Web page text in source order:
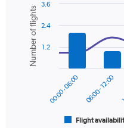
axis
displaying
values.
Range:
Combination
chart
with
data
series.
Chart
graphic.
Number of flights
Flight
00:00 - 06:00 06:00 - 12:00
1.2
2.4
3.6